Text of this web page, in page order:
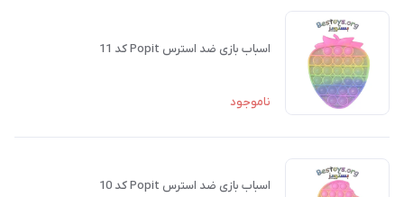
اسباب بازی ضد استرس Popit کد 11
ناموجود
اسباب بازی ضد استرس Popit کد 10